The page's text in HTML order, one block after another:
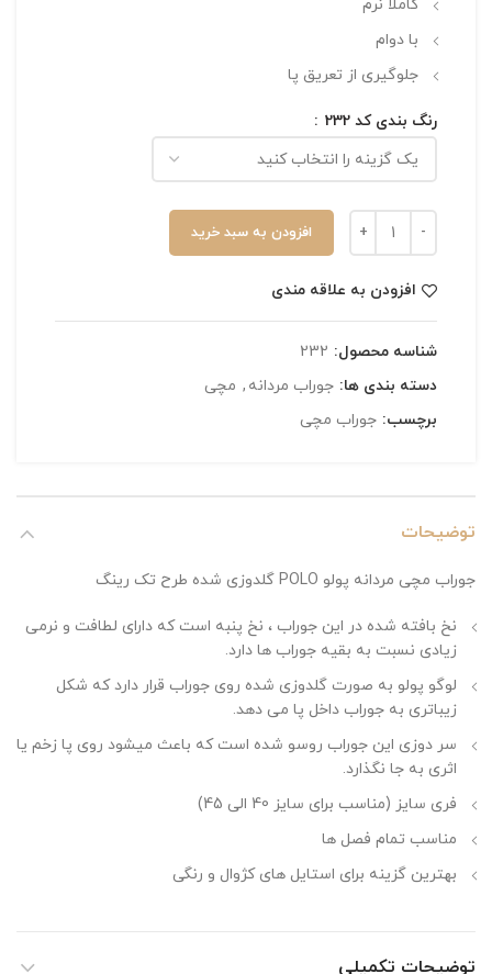
کاملا نرم
با دوام
جلوگیری از تعریق پا
رنگ بندی کد 232
افزودن به سبد خرید
افزودن به علاقه مندی
شناسه محصول: 232
دسته بندی ها: جوراب مردانه , مچی
برچسب: جوراب مچی
توضیحات
جوراب مچی مردانه پولو POLO گلدوزی شده طرح تک رینگ
نخ بافته شده در این جوراب ، نخ پنبه است که دارای لطافت و نرمی
زیادی نسبت به بقیه جوراب ها دارد.
لوگو پولو به صورت گلدوزی شده روی جوراب قرار دارد که شکل
زیباتری به جوراب داخل پا می دهد.
سر دوزی این جوراب روسو شده است که باعث میشود روی پا زخم یا
اثری به جا نگذارد.
فری سایز (مناسب برای سایز 40 الی 45)
مناسب تمام فصل ها
بهترین گزینه برای استایل های کژوال و رنگی
توضیحات تکمیلی